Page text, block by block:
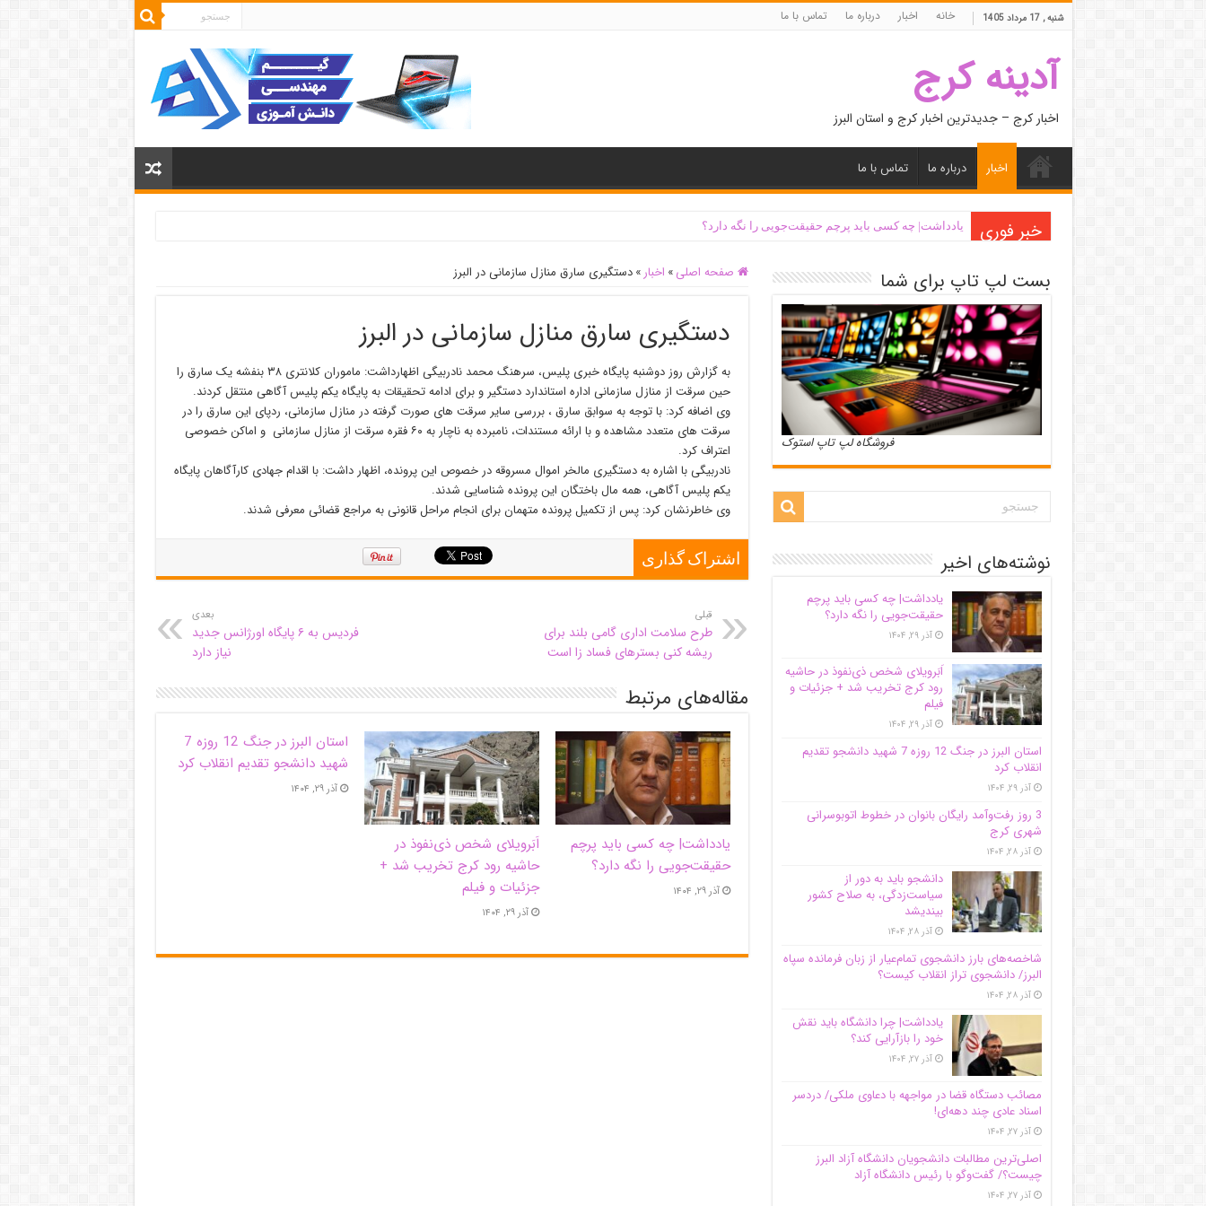
شنبه , 17 مرداد 1405 خانه اخبار درباره ما تماس با ما
آدینه کرج
اخبار کرج – جدیدترین اخبار کرج و استان البرز
اخبار درباره ما تماس با ما
خبر فوری یادداشت| ‌چه کسی باید پرچم حقیقت‌جویی را نگه دارد؟
صفحه اصلی » اخبار » دستگیری سارق منازل سازمانی در البرز
دستگیری سارق منازل سازمانی در البرز
به گزارش روز دوشنبه پایگاه خبری پلیس، سرهنگ محمد نادربیگی اظهارداشت: ماموران کلانتری ۳۸ بنفشه یک سارق را
حین سرقت از منازل سازمانی اداره استاندارد دستگیر و برای ادامه تحقیقات به پایگاه یکم پلیس آگاهی منتقل کردند.
وی اضافه کرد: با توجه به سوابق سارق ، بررسی سایر سرقت های صورت گرفته در منازل سازمانی، ردپای این سارق را در
سرقت های متعدد مشاهده و با ارائه مستندات، نامبرده به ناچار به ۶۰ فقره سرقت از منازل سازمانی و اماکن خصوصی
اعتراف کرد.
نادربیگی با اشاره به دستگیری مالخر اموال مسروقه در خصوص این پرونده، اظهار داشت: با اقدام جهادی کارآگاهان پایگاه
یکم پلیس آگاهی، همه مال باختگان این پرونده شناسایی شدند.
وی خاطرنشان کرد: پس از تکمیل پرونده متهمان برای انجام مراحل قانونی به مراجع قضائی معرفی شدند.
اشتراک گذاری
قبلی
طرح سلامت اداری گامی بلند برای
ریشه کنی بسترهای فساد زا است
بعدی
فردیس به ۶ پایگاه اورژانس جدید
نیاز دارد
مقاله‌های مرتبط
یادداشت| ‌چه کسی باید پرچم
حقیقت‌جویی را نگه دارد؟
آذر ۲۹, ۱۴۰۴
اَبَر‌ویلای شخص ذی‌نفوذ در
حاشیه‌ رود کرج تخریب شد +
جزئیات و فیلم
آذر ۲۹, ۱۴۰۴
استان البرز در جنگ 12 روزه 7
شهید دانشجو تقدیم انقلاب کرد
آذر ۲۹, ۱۴۰۴
بست لپ تاپ برای شما
فروشگاه لپ تاپ استوک
نوشته‌های اخیر
یادداشت| ‌چه کسی باید پرچم
حقیقت‌جویی را نگه دارد؟
آذر ۲۹, ۱۴۰۴
اَبَر‌ویلای شخص ذی‌نفوذ در حاشیه‌
رود کرج تخریب شد + جزئیات و
فیلم
آذر ۲۹, ۱۴۰۴
استان البرز در جنگ 12 روزه 7 شهید دانشجو تقدیم
انقلاب کرد
آذر ۲۹, ۱۴۰۴
3 روز رفت‌وآمد رایگان بانوان در خطوط اتوبوسرانی
شهری کرج
آذر ۲۸, ۱۴۰۴
دانشجو باید به دور از
سیاست‌زدگی، به صلاح کشور
بیندیشد
آذر ۲۸, ۱۴۰۴
شاخصه‌های بارز دانشجوی تمام‌عیار از زبان فرمانده سپاه
البرز/ دانشجوی تراز انقلاب کیست؟
آذر ۲۸, ۱۴۰۴
یادداشت| چرا دانشگاه باید نقش
خود را بازآرایی کند؟
آذر ۲۷, ۱۴۰۴
مصائب دستگاه قضا در مواجهه با دعاوی ملکی/ دردسر
اسناد عادی چند‌ دهه‌ای!
آذر ۲۷, ۱۴۰۴
اصلی‌ترین مطالبات دانشجویان دانشگاه آزاد البرز
چیست؟/ گفت‌وگو با رئیس دانشگاه آز‌اد
آذر ۲۷, ۱۴۰۴